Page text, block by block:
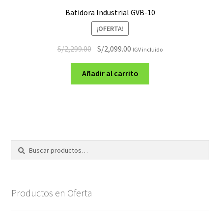
Batidora Industrial GVB-10
¡OFERTA!
S/2,299.00 El
original
era:
S/2,099.00 El
actual
es:
IGV incluido
Añadir al carrito
Buscar
Buscar
Productos en Oferta